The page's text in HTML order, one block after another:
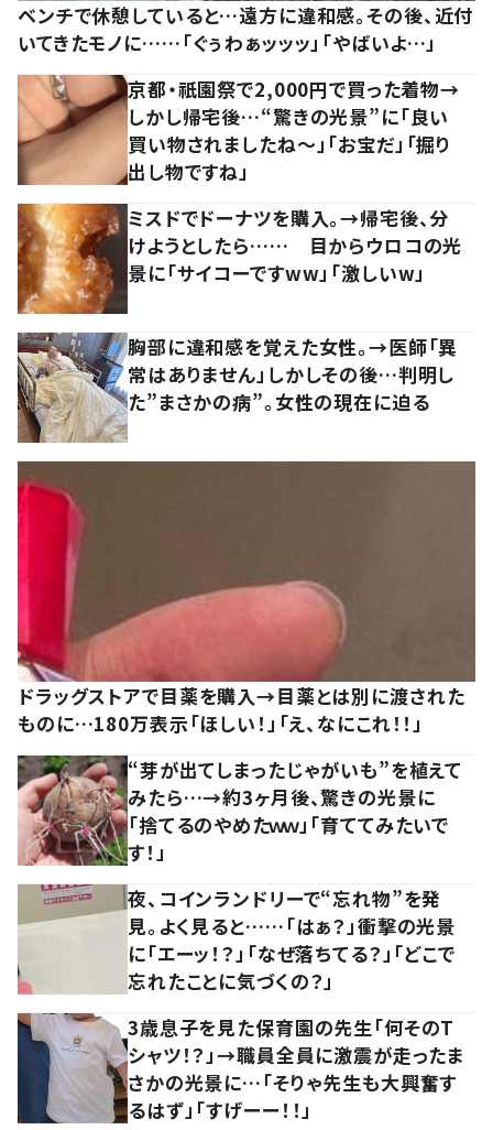
ベンチで休憩していると…遠方に違和感。その後、近付
いてきたモノに……「ぐぅわぁッッッ」「やばいよ…」
京都・祇園祭で2,000円で買った着物→
しかし帰宅後…“驚きの光景”に「良い
買い物されましたね～」「お宝だ」「掘り
出し物ですね」
ミスドでドーナツを購入。→帰宅後、分
けようとしたら…… 目からウロコの光
景に「サイコーですww」「激しいw」
胸部に違和感を覚えた女性。→医師「異
常はありません」しかしその後…判明し
た”まさかの病”。女性の現在に迫る
ドラッグストアで目薬を購入→目薬とは別に渡された
ものに…180万表示「ほしい！」「え、なにこれ！！」
“芽が出てしまったじゃがいも”を植えて
みたら…→約3ヶ月後、驚きの光景に
「捨てるのやめたｗｗ」「育ててみたいで
す！」
夜、コインランドリーで“忘れ物”を発
見。よく見ると……「はぁ？」衝撃の光景
に「エーッ！？」「なぜ落ちてる？」「どこで
忘れたことに気づくの？」
3歳息子を見た保育園の先生「何そのT
シャツ！？」→職員全員に激震が走ったま
さかの光景に…「そりゃ先生も大興奮す
るはず」「すげーー！！」